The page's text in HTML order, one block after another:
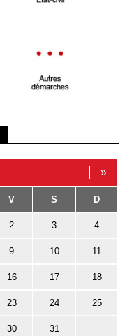
»
V S D
2 3 4
9 10 11
16 17 18
23 24 25
30 31